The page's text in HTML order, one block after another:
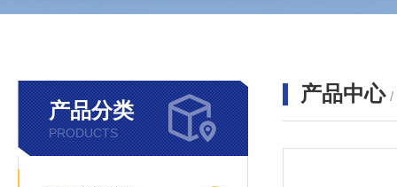
产品分类
PRODUCTS
产品中心 /